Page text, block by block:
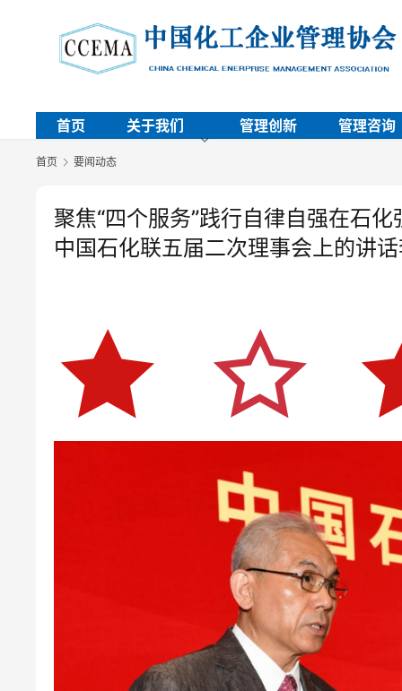
首页 关于我们 管理创新 管理咨询
首页 要闻动态
聚焦“四个服务”践行自律自强在石
中国石化联五届二次理事会上的讲